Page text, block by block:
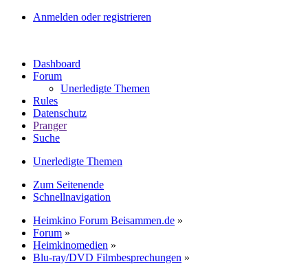
Anmelden oder registrieren
Dashboard
Forum
Unerledigte Themen
Rules
Datenschutz
Pranger
Suche
Unerledigte Themen
Zum Seitenende
Schnellnavigation
Heimkino Forum Beisammen.de »
Forum »
Heimkinomedien »
Blu-ray/DVD Filmbesprechungen »